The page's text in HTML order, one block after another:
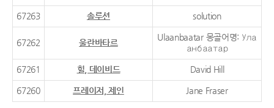
67263 솔루션 solution
67262 울란바타르
Ulaanbaatar 몽골어명: Ула
анбаатар
67261 힐, 데이비드 David Hill
67260 프레이저, 제인 Jane Fraser